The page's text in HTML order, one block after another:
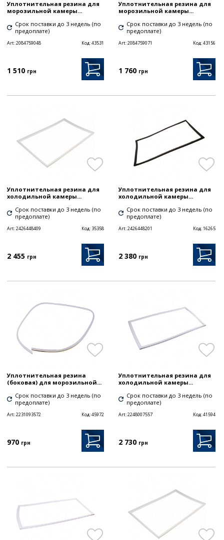
Уплотнительная резина для
морозильной камеры...
Срок поставки до 3 недель (по
предоплате)
Art:2084759048 Код:43531
1 510 грн
Уплотнительная резина для
морозильной камеры...
Срок поставки до 3 недель (по
предоплате)
Art:2084759071 Код:43156
1 760 грн
Уплотнительная резина для
холодильной камеры...
Срок поставки до 3 недель (по
предоплате)
Art:2426448409 Код: 35358
2 455 грн
Уплотнительная резина для
холодильной камеры...
Срок поставки до 3 недель (по
предоплате)
Art:2426448201 Код:16265
2 380 грн
Уплотнительная резина
(боковая) для морозильной...
Срок поставки до 3 недель (по
предоплате)
Art:2231093572 Код:45972
970 грн
Уплотнительная резина для
холодильной камеры...
Срок поставки до 3 недель (по
предоплате)
Art:2248007557 Код:41594
2 730 грн